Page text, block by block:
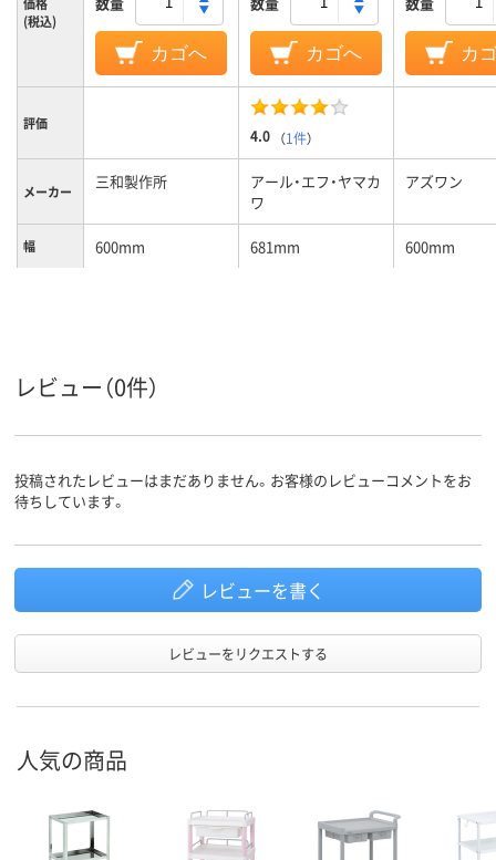
(税込)
カゴへ カゴへ カ
評価
4.0 （1件）
メーカー 三和製作所
アール・エフ・ヤマカ
ワ
アズワン
幅 600mm 681mm 600mm
段数 2段
キャスタ
レビュー（0件）
投稿されたレビューはまだありません。お客様のレビューコメントをお
待ちしています。
レビューを書く
レビューをリクエストする
人気の商品